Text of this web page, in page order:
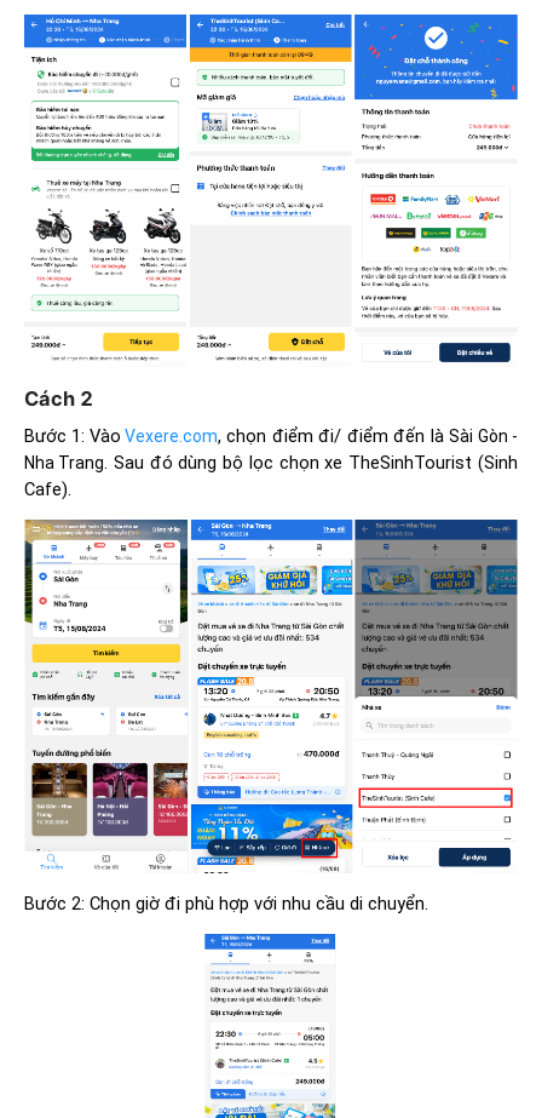
Cách 2
Bước 1: Vào Vexere.com, chọn điểm đi/ điểm đến là Sài Gòn -
Nha Trang. Sau đó dùng bộ lọc chọn xe TheSinhTourist (Sinh
Cafe).
Bước 2: Chọn giờ đi phù hợp với nhu cầu di chuyển.